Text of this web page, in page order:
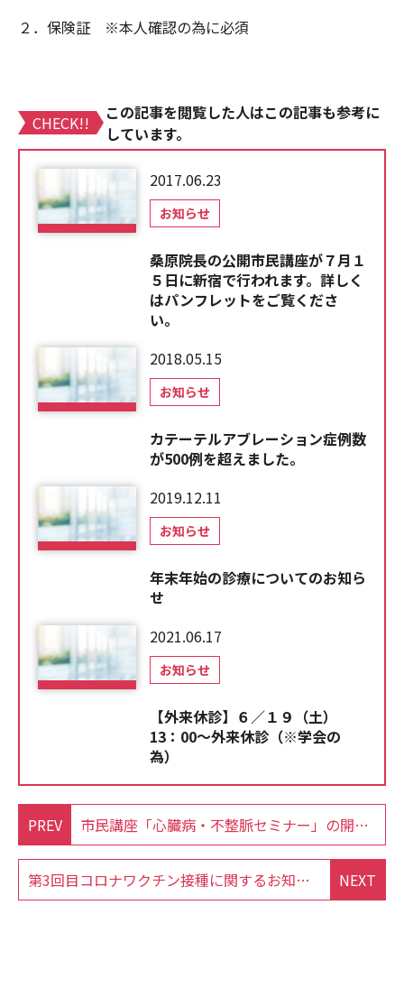
２．保険証 ※本人確認の為に必須
CHECK!!
この記事を閲覧した人はこの記事も参考に
しています。
2017.06.23
お知らせ
桑原院長の公開市民講座が７月１
５日に新宿で行われます。詳しく
はパンフレットをご覧くださ
い。
2018.05.15
お知らせ
カテーテルアブレーション症例数
が500例を超えました。
2019.12.11
お知らせ
年末年始の診療についてのお知ら
せ
2021.06.17
お知らせ
【外来休診】６／１９（土）
13：00～外来休診（※学会の
為）
PREV 市民講座「心臓病・不整脈セミナー」の開催のお知らせ
NEXT
第3回目コロナワクチン接種に関するお知らせ